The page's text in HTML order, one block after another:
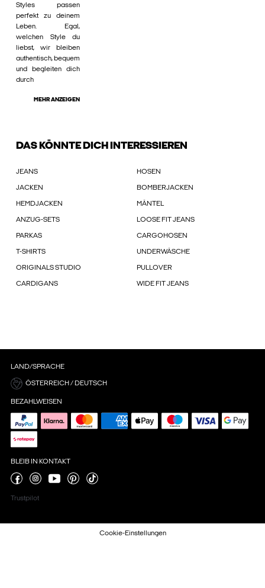
Styles passen
perfekt zu deinem
Leben. Egal,
welchen Style du
liebst, wir bleiben
authentisch, bequem
und begleiten dich
durch
MEHR ANZEIGEN
DAS KÖNNTE DICH INTERESSIEREN
JEANS HOSEN
JACKEN BOMBERJACKEN
HEMDJACKEN MÄNTEL
ANZUG-SETS LOOSE FIT JEANS
PARKAS CARGOHOSEN
T-SHIRTS UNDERWÄSCHE
ORIGINALS STUDIO PULLOVER
CARDIGANS WIDE FIT JEANS
LAND/SPRACHE
ÖSTERREICH / DEUTSCH
BEZAHLWEISEN
BLEIB IN KONTAKT
Trustpilot
Cookie-Einstellungen